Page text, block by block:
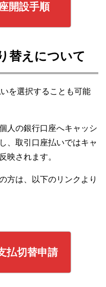
開設手順
替えについて
を選択することも可能
人の銀行口座へキャッシ
、取引口座払いではキャ
映されます。
方は、以下のリンクより
払切替申請